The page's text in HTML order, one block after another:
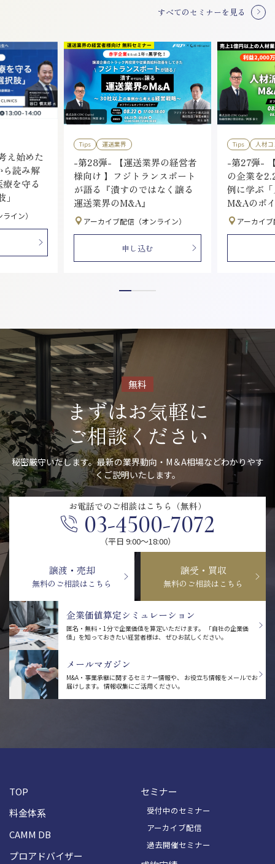
すべてのセミナーを見る
え始めた
ら読み解
を守る
イン）
Tips 運送業界
-第28弾- 【運送業界の経営者
様向け 】フジトランスポート
が語る『潰すのではなく譲る
運送業界のM&A』
アーカイブ配信（オンライン）
申し込む
Tips 人材
-第27弾-
の企業を
例に学ぶ
M&Aのポ
アーカイ
無料
まずはお気軽に
ご相談ください
秘密厳守いたします。最新の業界動向・M＆A相場などわかりやす
くご説明いたします。
お電話での ご相談はこちら（無料）
03-4500-7072
（平日 9:00〜18:00）
譲渡・売却
無料のご相談はこちら
譲受・買収
無料のご相談はこちら
企業価値算定シミュレーション
匿名・無料・1分で企業価値を算定いただけます。
「自社の企業価
値」を知っておきたい経営者様は、 ぜひお試しください。
メールマガジン
M&A・事業承継に関するセミナー情報や、
お役立ち情報をメールでお
届けします。 情報収集にご活用ください。
TOP
料金体系
CAMM DB
プロアドバイザー
セミナー
受付中のセミナー
アーカイブ配信
過去開催セミナー